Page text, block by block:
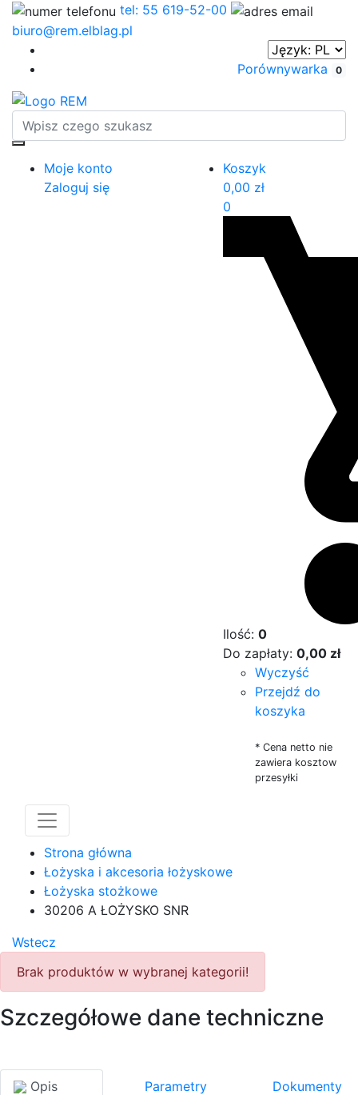
tel: 55 619-52-00
biuro@rem.elblag.pl
Porównywarka 0
Moje konto
Zaloguj się
Koszyk
0,00 zł
0
Ilość: 0
Do zapłaty: 0,00 zł
Wyczyść
Przejdź do
koszyka
* Cena netto nie
zawiera kosztow
przesyłki
Strona główna
Łożyska i akcesoria łożyskowe
Łożyska stożkowe
30206 A ŁOŻYSKO SNR
Wstecz
Brak produktów w wybranej kategorii!
Szczegółowe dane techniczne
Opis
Parametry
Dokumenty